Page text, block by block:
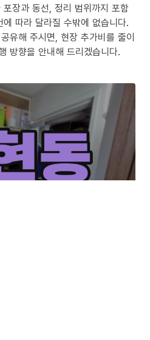
장과 동선, 정리 범위까지 포함
따라 달라질 수밖에 없습니다.
유해 주시면, 현장 추가비를 줄이
방향을 안내해 드리겠습니다.